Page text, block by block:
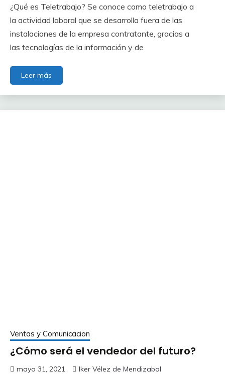
¿Qué es Teletrabajo? Se conoce como teletrabajo a
la actividad laboral que se desarrolla fuera de las
instalaciones de la empresa contratante, gracias a
las tecnologías de la información y de
Leer más
Ventas y Comunicacion
¿Cómo será el vendedor del futuro?
mayo 31, 2021 Iker Vélez de Mendizabal